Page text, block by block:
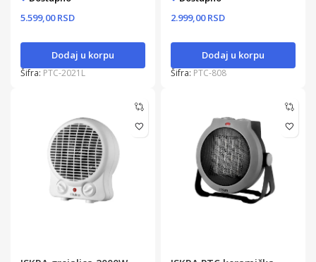
5.599,00 RSD
Dodaj u korpu
Šifra: PTC-2021L
2.999,00 RSD
Dodaj u korpu
Šifra: PTC-808